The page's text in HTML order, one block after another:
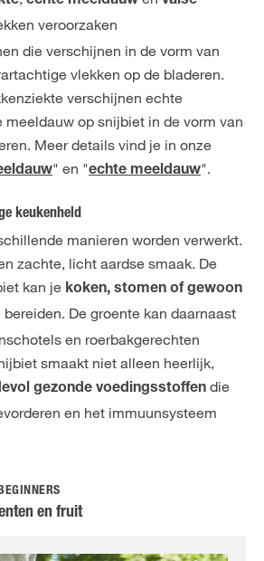
veroorzaken
die verschijnen in de vorm van
vlekken op de bladeren.
verschijnen echte
meeldauw op snijbiet in de vorm van
Meer details vind je in onze
" en "echte meeldauw".
keukenheld
manieren worden verwerkt.
zachte, licht aardse smaak. De
kan je koken, stomen of gewoon
De groente kan daarnaast
en roerbakgerechten
smaakt niet alleen heerlijk,
gezonde voedingsstoffen die
en het immuunsysteem
en fruit